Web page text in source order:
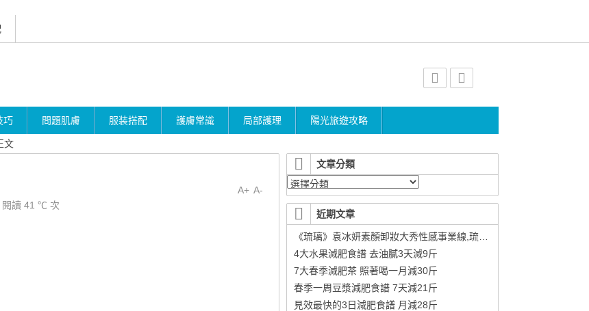
巧 問題肌膚 服装搭配 護膚常識 局部護理 陽光旅遊攻略
文
A-
A+
閱讀 41 ℃ 次
文章分類
近期文章
4大水果減肥食譜 去油膩3天減9斤
7大春季減肥茶 照著喝一月減30斤
春季一周豆漿減肥食譜 7天減21斤
見效最快的3日減肥食譜 月減28斤